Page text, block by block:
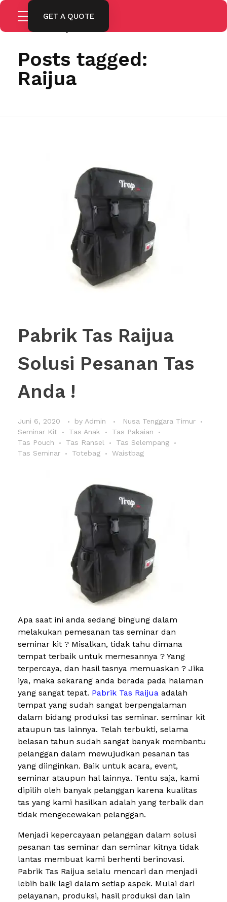
GET A QUOTE
Home
Posts tagged:
Raijua
Pabrik Tas Raijua
Solusi Pesanan Tas
Anda !
Juni 6, 2020 by Admin
Nusa Tenggara Timur
Seminar Kit
Tas Anak
Tas Pakaian
Tas Pouch
Tas Ransel
Tas Selempang
Tas Seminar
Totebag Waistbag
Apa saat ini anda sedang bingung dalam
melakukan pemesanan tas seminar dan
seminar kit ? Misalkan, tidak tahu dimana
tempat terbaik untuk memesannya ? Yang
terpercaya, dan hasil tasnya memuaskan ? Jika
iya, maka sekarang anda berada pada halaman
yang sangat tepat. Pabrik Tas Raijua adalah
tempat yang sudah sangat berpengalaman
dalam bidang produksi tas seminar. seminar kit
ataupun tas lainnya. Telah terbukti, selama
belasan tahun sudah sangat banyak membantu
pelanggan dalam mewujudkan pesanan tas
yang diinginkan. Baik untuk acara, event,
seminar ataupun hal lainnya. Tentu saja, kami
dipilih oleh banyak pelanggan karena kualitas
tas yang kami hasilkan adalah yang terbaik dan
tidak mengecewakan pelanggan.
Menjadi kepercayaan pelanggan dalam solusi
pesanan tas seminar dan seminar kitnya tidak
lantas membuat kami berhenti berinovasi.
Pabrik Tas Raijua selalu mencari dan menjadi
lebih baik lagi dalam setiap aspek. Mulai dari
pelayanan, produksi, hasil produksi dan lain